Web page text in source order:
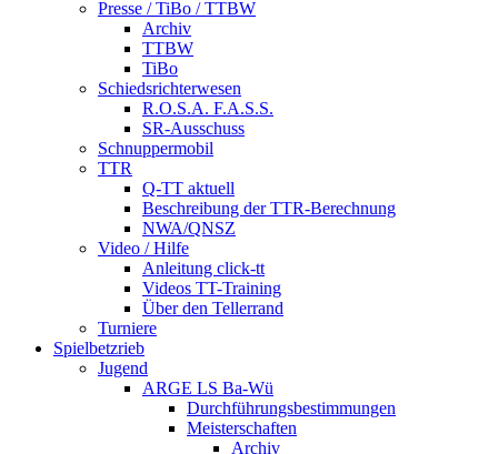
Presse / TiBo / TTBW
Archiv
TTBW
TiBo
Schiedsrichterwesen
R.O.S.A. F.A.S.S.
SR-Ausschuss
Schnuppermobil
TTR
Q-TT aktuell
Beschreibung der TTR-Berechnung
NWA/QNSZ
Video / Hilfe
Anleitung click-tt
Videos TT-Training
Über den Tellerrand
Turniere
Spielbetzrieb
Jugend
ARGE LS Ba-Wü
Durchführungsbestimmungen
Meisterschaften
Archiv